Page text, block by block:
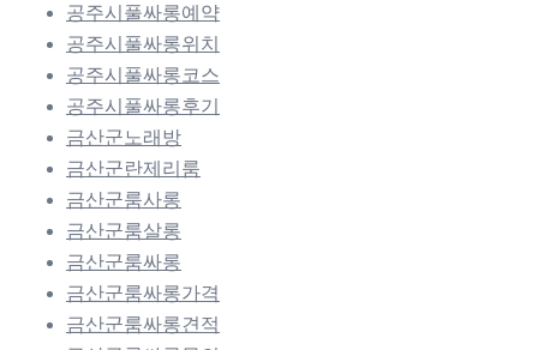
공주시풀싸롱예약
공주시풀싸롱위치
공주시풀싸롱코스
공주시풀싸롱후기
금산군노래방
금산군란제리룸
금산군룸사롱
금산군룸살롱
금산군룸싸롱
금산군룸싸롱가격
금산군룸싸롱견적